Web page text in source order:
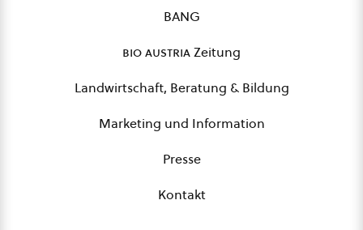
BANG
bio austriaZeitung
Landwirtschaft, Beratung & Bildung
Marketing und Information
Presse
Kontakt